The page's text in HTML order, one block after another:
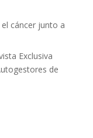
cáncer junto a
Exclusiva
de